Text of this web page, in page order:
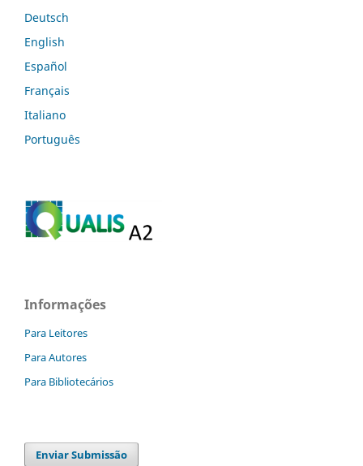
Deutsch
English
Español
Français
Italiano
Português
Informações
Para Leitores
Para Autores
Para Bibliotecários
Enviar Submissão